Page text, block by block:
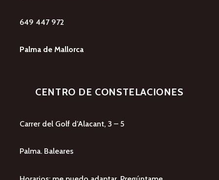
649 447 972
Palma de Mallorca
CENTRO DE CONSTELACIONES
Carrer del Golf d’Alacant, 3 – 5
Palma. Baleares